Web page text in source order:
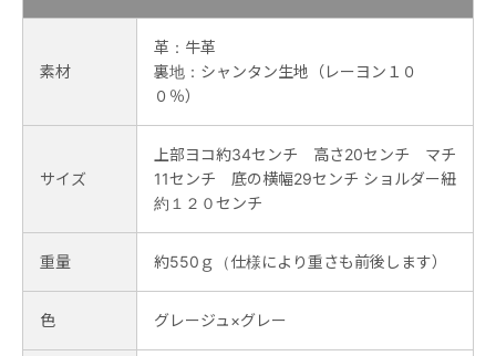
素材
革：牛革
裏地：シャンタン生地（レーヨン１０
０％）
サイズ
上部ヨコ約34センチ 高さ20センチ マチ
11センチ 底の横幅29センチ ショルダー紐
約１２０センチ
重量 約550ｇ（仕様により重さも前後します）
色 グレージュ×グレー